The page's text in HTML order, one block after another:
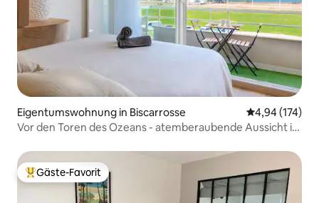
Eigentumswohnung in Biscarrosse
4,94 (174)
Vor den Toren des Ozeans - atemberaubende Aussicht in
Beliebter Gäste-Favorit.
Gäste-Favorit